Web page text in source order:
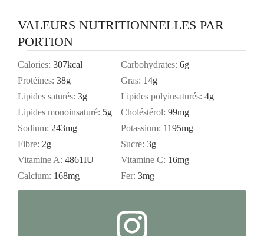
VALEURS NUTRITIONNELLES PAR
PORTION
Calories: 307kcal Carbohydrates: 6g
Protéines: 38g Gras: 14g
Lipides saturés: 3g Lipides polyinsaturés: 4g
Lipides monoinsaturé: 5g Choléstérol: 99mg
Sodium: 243mg Potassium: 1195mg
Fibre: 2g Sucre: 3g
Vitamine A: 4861IU Vitamine C: 16mg
Calcium: 168mg Fer: 3mg